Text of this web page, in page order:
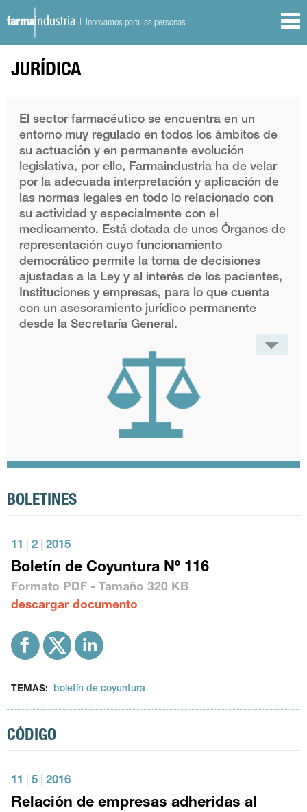
| Innovamos para las personas
JURÍDICA
El sector farmacéutico se encuentra en un
entorno muy regulado en todos los ámbitos de
su actuación y en permanente evolución
legislativa, por ello, Farmaindustria ha de velar
por la adecuada interpretación y aplicación de
las normas legales en todo lo relacionado con
su actividad y especialmente con el
medicamento. Está dotada de unos Órganos de
representación cuyo funcionamiento
democrático permite la toma de decisiones
ajustadas a la Ley y al interés de los pacientes,
Instituciones y empresas, para lo que cuenta
con un asesoramiento jurídico permanente
desde la Secretaría General.
BOLETINES
11 2 2015
Boletín de Coyuntura Nº 116
Formato PDF - Tamaño320 KB
descargar documento
TEMAS: boletín de coyuntura
CÓDIGO
11 5 2016
Relación de empresas adheridas al